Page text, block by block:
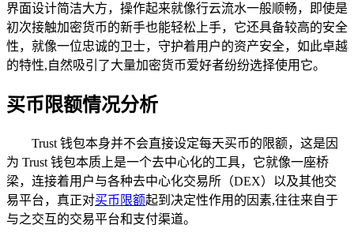
界面设计简洁大方，操作起来就像行云流水一般顺畅，即使是
初次接触加密货币的新手也能轻松上手，它还具备较高的安全
性，就像一位忠诚的卫士，守护着用户的资产安全，如此卓越
的特性,自然吸引了大量加密货币爱好者纷纷选择使用它。
买币限额情况分析
Trust 钱包本身并不会直接设定每天买币的限额，这是因
为 Trust 钱包本质上是一个去中心化的工具，它就像一座桥
梁，连接着用户与各种去中心化交易所（DEX）以及其他交
易平台，真正对买币限额起到决定性作用的因素,往往来自于
与之交互的交易平台和支付渠道。